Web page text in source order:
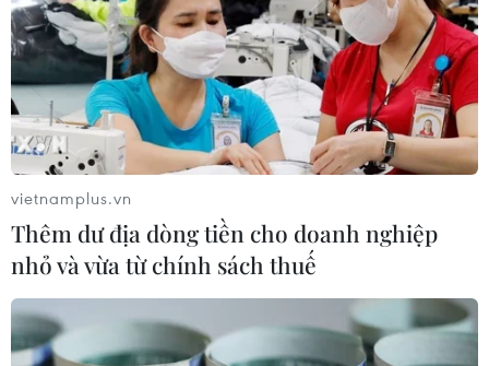
vietnamplus.vn
Thêm dư địa dòng tiền cho doanh nghiệp
nhỏ và vừa từ chính sách thuế